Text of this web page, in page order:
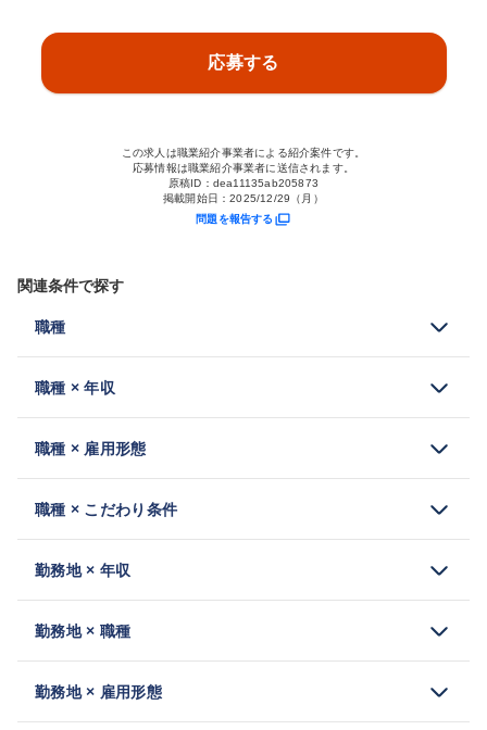
応募する
この求人は職業紹介事業者による紹介案件です。
応募情報は職業紹介事業者に送信されます。
原稿ID： dea11135ab205873
掲載開始日：2025/12/29（月）
問題を報告する
関連条件で探す
職種
職種 × 年収
職種 × 雇用形態
職種 × こだわり条件
勤務地 × 年収
勤務地 × 職種
勤務地 × 雇用形態